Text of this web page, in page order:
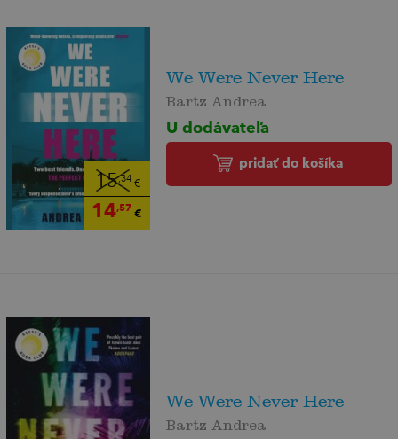
15,34€
14,57 €
We Were Never Here
Bartz Andrea
U dodávateľa
pridať do košíka
We Were Never Here
Bartz Andrea